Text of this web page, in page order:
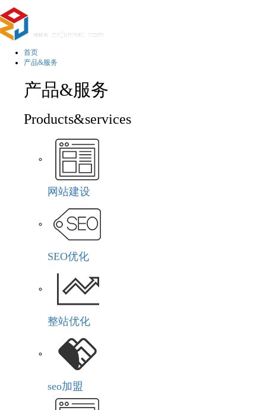
首页
产品&服务
产品&服务
Products&services
网站建设
SEO优化
整站优化
seo加盟